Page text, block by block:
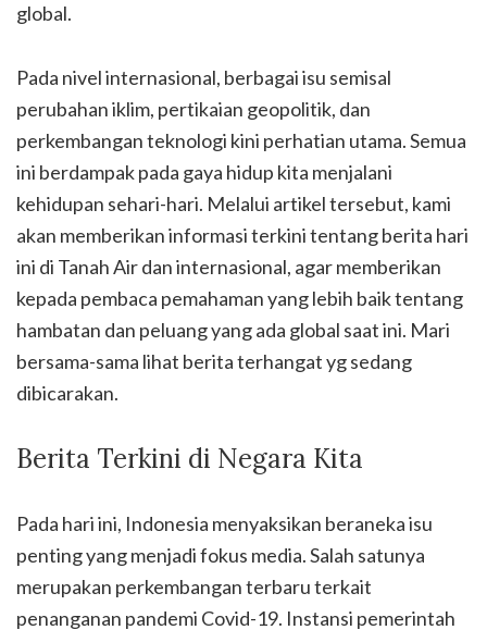
global.
Pada nivel internasional, berbagai isu semisal
perubahan iklim, pertikaian geopolitik, dan
perkembangan teknologi kini perhatian utama. Semua
ini berdampak pada gaya hidup kita menjalani
kehidupan sehari-hari. Melalui artikel tersebut, kami
akan memberikan informasi terkini tentang berita hari
ini di Tanah Air dan internasional, agar memberikan
kepada pembaca pemahaman yang lebih baik tentang
hambatan dan peluang yang ada global saat ini. Mari
bersama-sama lihat berita terhangat yg sedang
dibicarakan.
Berita Terkini di Negara Kita
Pada hari ini, Indonesia menyaksikan beraneka isu
penting yang menjadi fokus media. Salah satunya
merupakan perkembangan terbaru terkait
penanganan pandemi Covid-19. Instansi pemerintah